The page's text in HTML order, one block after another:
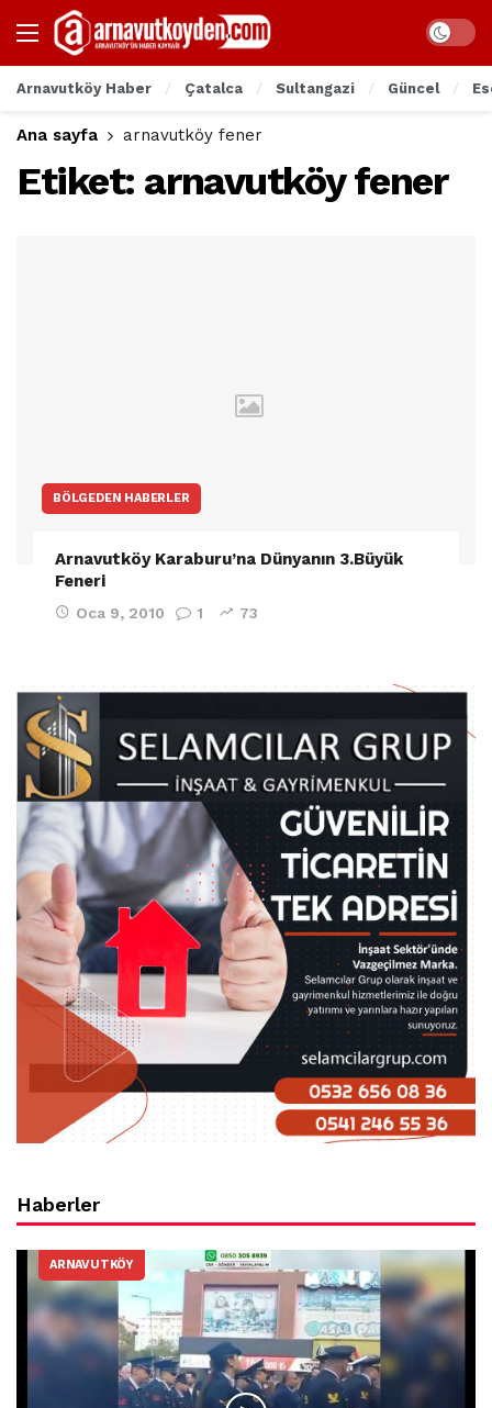
Arnavutköy Haber Çatalca Sultangazi Güncel
Ana sayfa arnavutköy fener
Etiket: arnavutköy fener
BÖLGEDEN HABERLER
Arnavutköy Karaburu’na Dünyanın 3.Büyük
Feneri
Oca 9, 2010 1 73
Haberler
ARNAVUTKÖY